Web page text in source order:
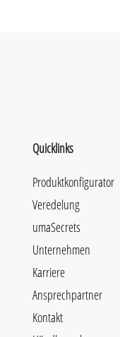
Quicklinks
Produktkonfigurator
Veredelung
umaSecrets
Unternehmen
Karriere
Ansprechpartner
Kontakt